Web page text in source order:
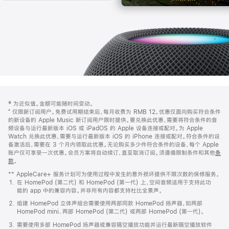
页
页
脚
注
‡ 为近似值。金额可能随时间变动。
⁺ 仅限新订阅用户。免费试用期结束后，每月收费为 RMB 12。优惠仅面向购买符合条件
的新设备的 Apple Music 新订阅用户限时提供。要兑换此优惠，需要将符合条件的音
频设备与运行最新版本 iOS 或 iPadOS 的 Apple 设备连接或配对。为 Apple
Watch 兑换此优惠，需要与运行最新版本 iOS 的 iPhone 连接或配对。符合条件的设
备激活后，需要在 3 个月内领取此优惠。无论购买多少件符合条件的设备，每个 Apple
账户仅可享受一次优惠。会员方案将自动续订，直至取消订阅。须遵循限制条件和其他条
款。
窗
口
中
打
开)
** AppleCare+ 服务计划可为使用过程中发生的意外损坏提供不限次数的保修服务。
在 HomePod (第二代) 和 HomePod (第一代) 上，空间音频适用于支持此功
能的 app 中的兼容内容。并非所有内容都支持杜比全景声。
组建 HomePod 立体声组合需要使用两部同款 HomePod 扬声器，如两部
HomePod mini、两部 HomePod (第二代) 或两部 HomePod (第一代)。
需要使用多部 HomePod 扬声器或兼容隔空播放功能并运行最新隔空播放软件